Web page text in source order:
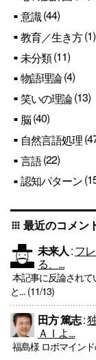
意識(44)
教育／生き方(1)
未分類(11)
物語理論(4)
笑いの理論(13)
脳(40)
自然言語処理
言語(22)
認知パターン
apps 最近のコメン
未来人:フ
る、...
本記事に反論され
と... (11/13)
田方 篤志:
ＡＩよ...
福島様 ロボマイン